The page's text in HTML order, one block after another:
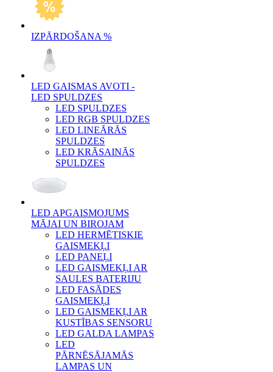
IZPĀRDOŠANA %
LED GAISMAS AVOTI -
LED SPULDZES
LED SPULDZES
LED RGB SPULDZES
LED LINEĀRĀS
SPULDZES
LED KRĀSAINĀS
SPULDZES
LED APGAISMOJUMS
MĀJAI UN BIROJAM
LED HERMĒTISKIE
GAISMEKĻI
LED PANEĻI
LED GAISMEKĻI AR
SAULES BATERIJU
LED FASĀDES
GAISMEKĻI
LED GAISMEKĻI AR
KUSTĪBAS SENSORU
LED GALDA LAMPAS
LED
PĀRNĒSĀJAMĀS
LAMPAS UN